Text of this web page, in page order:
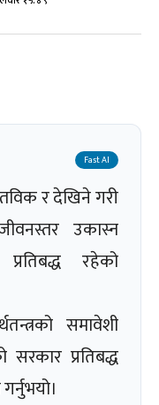
Fast AI
र देखिने गरी
उकास्न
रहेको
समावेशी
प्रतिबद्ध